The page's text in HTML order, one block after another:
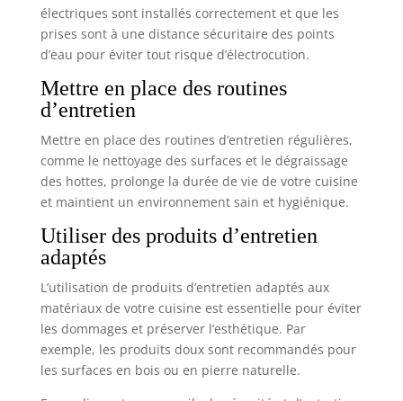
cuisine, etc. Design transparent & nettoyage facile:
Le design transparent vous permet de voir le
contenu de chaque organisateur en un coup d'œil,
ce qui vous permet de trouver plus facilement ce
dont vous avez besoin. Ces organisateurs de
essuyer ou de les rincer rapidement à l'eau pour
qu'ils soient toujours propres et hygiéniques
Contenu de la livraison: 15 organisateurs de
7 x 4.5 cm (3 pièces), 14.5 x 7 x 4.5 cm (5 pièces), 7 x
7 x 4.5 cm (5 pièces). Que ce soit à la maison ou au
bureau, ces organiseurs Radikor de Radikor sont
la solution idéale pour maintenir l'ordre dans les
électriques sont installés correctement et que les
prises sont à une distance sécuritaire des points
d’eau pour éviter tout risque d’électrocution.
Mettre en place des routines
d’entretien
Mettre en place des routines d’entretien régulières,
comme le nettoyage des surfaces et le dégraissage
des hottes, prolonge la durée de vie de votre cuisine
et maintient un environnement sain et hygiénique.
Utiliser des produits d’entretien
adaptés
L’utilisation de produits d’entretien adaptés aux
matériaux de votre cuisine est essentielle pour éviter
les dommages et préserver l’esthétique. Par
exemple, les produits doux sont recommandés pour
les surfaces en bois ou en pierre naturelle.